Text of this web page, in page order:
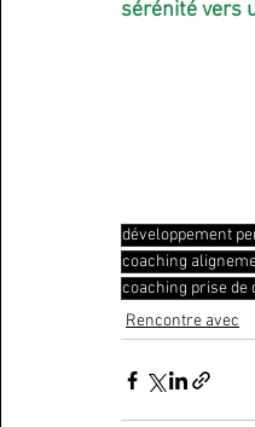
sérénité vers
développement
coaching
coaching prise de
Rencontre avec